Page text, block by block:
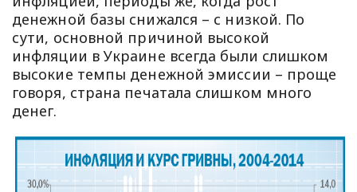
денежной базы снижался – с низкой. По
сути, основной причиной высокой
инфляции в Украине всегда были слишком
высокие темпы денежной эмиссии – проще
говоря, страна печатала слишком много
денег.